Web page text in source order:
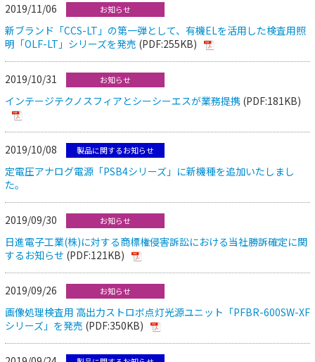
2019/11/06 お知らせ
新ブランド「CCS-LT」の第一弾として、有機ELを活用した検査用照
明「OLF-LT」シリーズを発売 (PDF:255KB)
2019/10/31 お知らせ
インテージテクノスフィアとシーシーエスが業務提携 (PDF:181KB)
2019/10/08 製品に関するお知らせ
定電圧アナログ電源「PSB4シリーズ」に新機種を追加いたしまし
た。
2019/09/30 お知らせ
日進電子工業(株)に対する商標権侵害訴訟における当社勝訴確定に関
するお知らせ (PDF:121KB)
2019/09/26 お知らせ
画像処理検査用 高出力ストロボ点灯光源ユニット「PFBR-600SW-XF
シリーズ」を発売 (PDF:350KB)